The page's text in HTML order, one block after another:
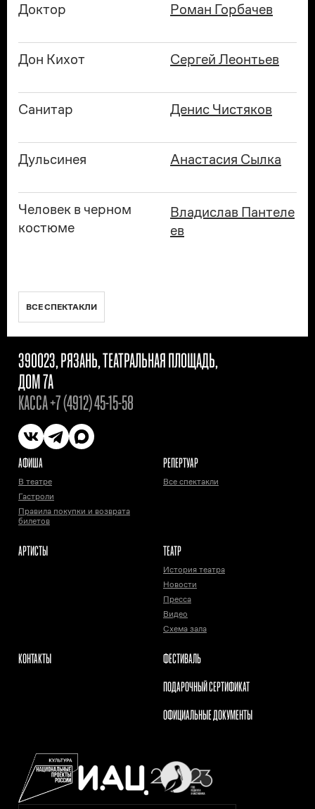
Доктор Роман Горбачев
Дон Кихот Сергей Леонтьев
Санитар Денис Чистяков
Дульсинея Анастасия Сылка
Человек в черном
костюме
Владислав Пантеле
ев
ВСЕ СПЕКТАКЛИ
390023, РЯЗАНЬ, ТЕАТРАЛЬНАЯ ПЛОЩАДЬ,
ДОМ 7А
КАССА+7 (4912) 45-15-58
АФИША
В театре
Гастроли
Правила покупки и возврата
билетов
РЕПЕРТУАР
Все спектакли
АРТИСТЫ ТЕАТР
История театра
Новости
Пресса
Видео
Схема зала
КОНТАКТЫ
ФЕСТИВАЛЬ
ПОДАРОЧНЫЙ СЕРТИФИКАТ
ОФИЦИАЛЬНЫЕ ДОКУМЕНТЫ